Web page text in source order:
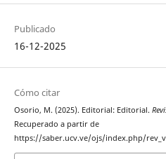
Publicado
16-12-2025
Cómo citar
Osorio, M. (2025). Editorial: Editorial.
Recuperado a partir de
https://saber.ucv.ve/ojs/index.php/